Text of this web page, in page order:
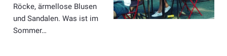
Röcke, ärmellose Blusen
und Sandalen. Was ist im
Sommer…